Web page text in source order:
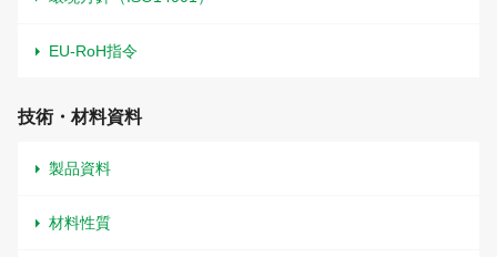
EU-RoH指令
技術・材料資料
製品資料
材料性質